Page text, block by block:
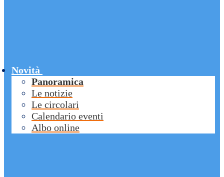
Novità
Panoramica
Le notizie
Le circolari
Calendario eventi
Albo online